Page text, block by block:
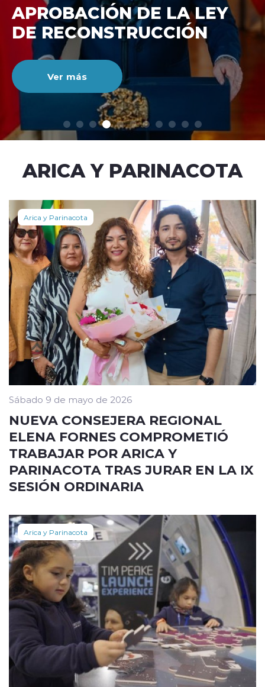
modo claro
DE RECONSTRUCCIÓ
NACIONAL
Ver más
ARICA Y PARINACOTA
Arica y Parinacota
Sábado 9 de mayo de 2026
NUEVA CONSEJERA REGIONAL
ELENA FORNES COMPROMETIÓ
TRABAJAR POR ARICA Y
PARINACOTA TRAS JURAR EN LA IX
SESIÓN ORDINARIA
Arica y Parinacota